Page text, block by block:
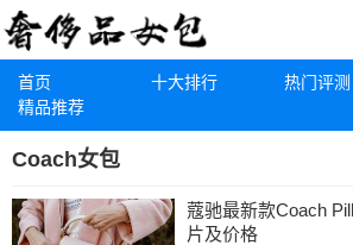
首页 十大排行 热门评测
精品推荐
Coach女包
蔻驰最新款Coach
片及价格